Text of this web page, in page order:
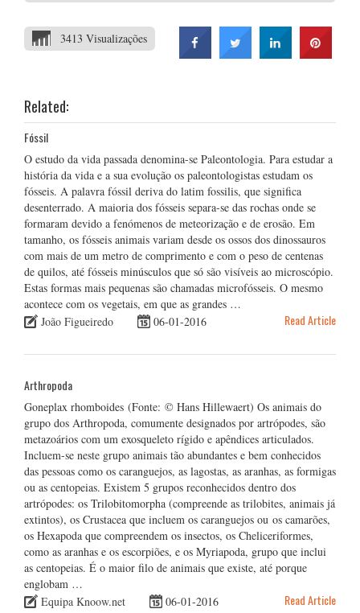
3413 Visualizações
Related:
Fóssil
O estudo da vida passada denomina-se Paleontologia. Para estudar a
história da vida e a sua evolução os paleontologistas estudam os
fósseis. A palavra fóssil deriva do latim fossilis, que significa
desenterrado. A maioria dos fósseis separa-se das rochas onde se
formaram devido a fenómenos de meteorização e de erosão. Em
tamanho, os fósseis animais variam desde os ossos dos dinossauros
com mais de um metro de comprimento e com o peso de centenas
de quilos, até fósseis minúsculos que só são visíveis ao microscópio.
Estas formas mais pequenas são chamadas microfósseis. O mesmo
acontece com os vegetais, em que as grandes …
João Figueiredo
06-01-2016 Read Article
Arthropoda
Goneplax rhomboides (Fonte: © Hans Hillewaert) Os animais do
grupo dos Arthropoda, comumente designados por artrópodes, são
metazoários com um exosqueleto rígido e apêndices articulados.
Incluem-se neste grupo animais tão abundantes e bem conhecidos
das pessoas como os caranguejos, as lagostas, as aranhas, as formigas
ou as centopeias. Existem 5 grupos reconhecidos dentro dos
artrópodes: os Trilobitomorpha (compreende as trilobites, animais já
extintos), os Crustacea que incluem os caranguejos ou os camarões,
os Hexapoda que compreendem os insectos, os Cheliceriformes,
como as aranhas e os escorpiões, e os Myriapoda, grupo que inclui
as centopeias. É o maior filo de animais que existe, até porque
englobam …
Equipa Knoow.net
06-01-2016 Read Article